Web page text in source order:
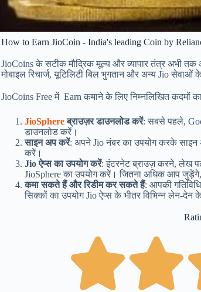
How to Earn JioCoin - India's leading Coin by
JioCoins के सटीक मौद्रिक मूल्य और व्यापार तंत्र अभी तक
मोबाइल रिचार्ज, यूटिलिटी बिल भुगतान और अन्य Jio सेवाओं
JioCoins Free में Earn कमाने के लिए निम्नलिखित कदमों
JioSphereब्राउज़र डाउनलोड करें: सबसे पहले,
डाउनलोड करें।
साइन अप करें: अपने Jio नंबर का उपयोग करके
करें।
Jio ऐप्स का उपयोग करें: इंटरनेट ब्राउज़ करने, लेख
JioSphere का उपयोग करें। जितना अधिक आप
कमा सकते हैं और रिडीम कर सकते हैं: आपकी
सिक्कों का उपयोग Jio ऐप्स के भीतर विभिन्न लेन-